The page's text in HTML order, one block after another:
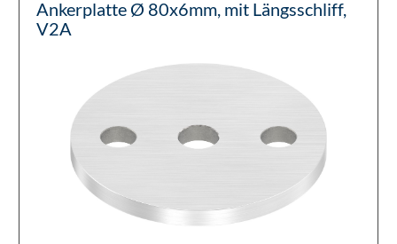
Ankerplatte Ø 80x6mm, mit Längsschliff,
V2A